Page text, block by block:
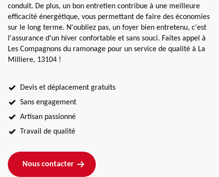
conduit. De plus, un bon entretien contribue à une meilleure
efficacité énergétique, vous permettant de faire des économies
sur le long terme. N'oubliez pas, un foyer bien entretenu, c'est
l'assurance d'un hiver confortable et sans souci. Faites appel à
Les Compagnons du ramonage pour un service de qualité à La
Milliere, 13104 !
Devis et déplacement gratuits
Sans engagement
Artisan passionné
Travail de qualité
Nous contacter